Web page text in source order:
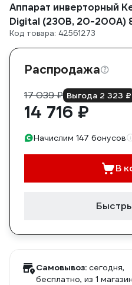
Аппарат инверторный
Digital (230В, 20-200А)
Код товара: 42561273
Распродажа
17 039 ₽ Выгода 2 323 ₽
14 716 ₽
Начислим 147 бонусов
В
Самовывоз: сегодня,
бесплатно, из 1